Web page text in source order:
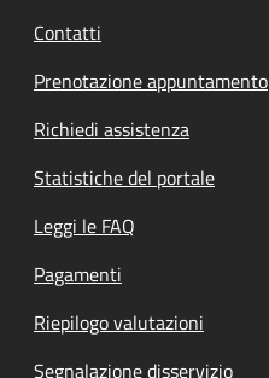
Contatti
Prenotazione appuntamento
Richiedi assistenza
Statistiche del portale
Leggi le FAQ
Pagamenti
Riepilogo valutazioni
Segnalazione disservizio